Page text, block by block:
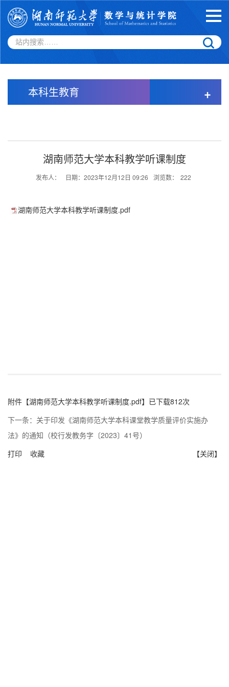
本科生教育 +
湖南师范大学本科教学听课制度
发布人： 日期：2023年12月12日 09:26 浏览数： 222
湖南师范大学本科教学听课制度.pdf
附件【湖南师范大学本科教学听课制度.pdf】已下载812次
下一条： 关于印发《湖南师范大学本科课堂教学质量评价实施办
法》的通知（校行发教务字〔2023〕41号）
【关闭】
打印 收藏